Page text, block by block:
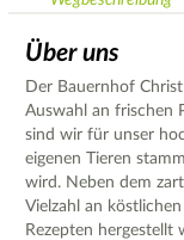
Über uns
Der Bauernhof
Auswahl an frischen
sind wir für unser
eigenen Tieren
wird. Neben dem
Vielzahl an
Rezepten hergestellt